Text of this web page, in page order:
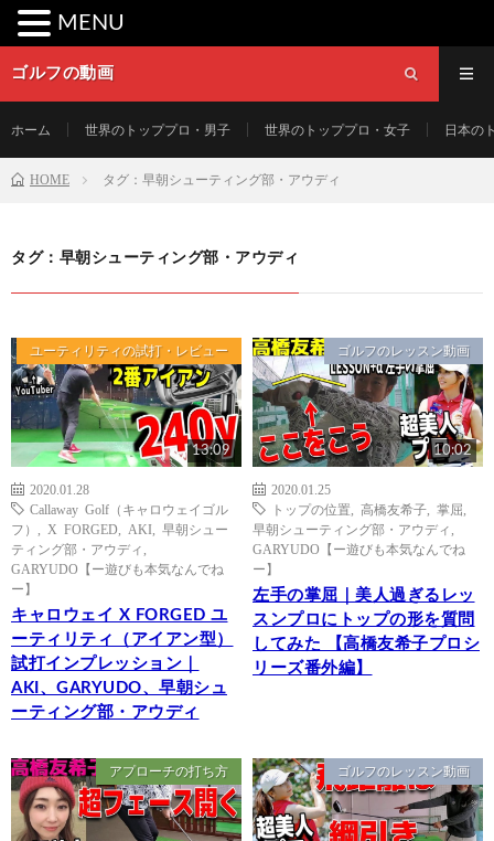
ゴルフの動画
ホーム 世界のトッププロ・男子 世界のトッププロ・女子 日本の
HOME タグ：早朝シューティング部・アウディ
タグ：早朝シューティング部・アウディ
ユーティリティの試打・レビュー
13:09
2020.01.28
Callaway Golf（キャロウェイゴル
フ）
X FORGED AKI
早朝シュー
ティング部・アウディ
GARYUDO【ー遊びも本気なんでね
ー】
キャロウェイ X FORGED ユ
ーティリティ（アイアン型）
試打インプレッション｜
AKI、GARYUDO、早朝シュ
ーティング部・アウディ
ゴルフのレッスン動画
10:02
2020.01.25
トップの位置
高橋友希子 掌屈
早朝シューティング部・アウディ
GARYUDO【ー遊びも本気なんでね
ー】
左手の掌屈｜美人過ぎるレッ
スンプロにトップの形を質問
してみた 【高橋友希子プロシ
リーズ番外編】
アプローチの打ち方 ゴルフのレッスン動画
MENU